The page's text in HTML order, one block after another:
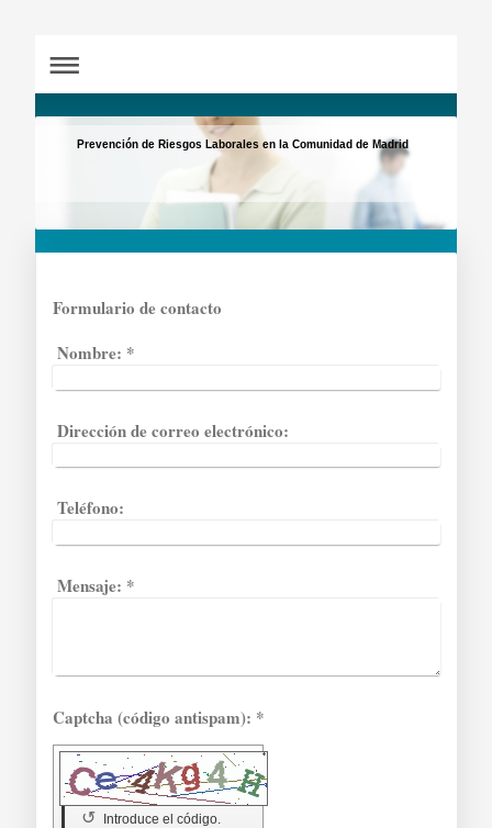
Prevención de Riesgos Laborales en la Comunidad de Madrid
Formulario de contacto
Nombre: *
Dirección de correo electrónico:
Teléfono:
Mensaje: *
Captcha (código antispam): *
Introduce el código.
↺